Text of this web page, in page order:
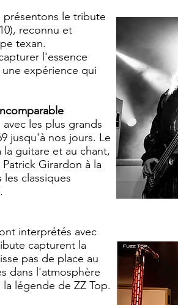
présentons le tribute
reconnu et
texan.
l'essence
expérience qui
les plus grands
jusqu'à nos jours. Le
guitare et au chant,
Girardon à la
classiques
interprétés avec
capturent la
pas de place au
dans l'atmosphère
légende de ZZ Top.